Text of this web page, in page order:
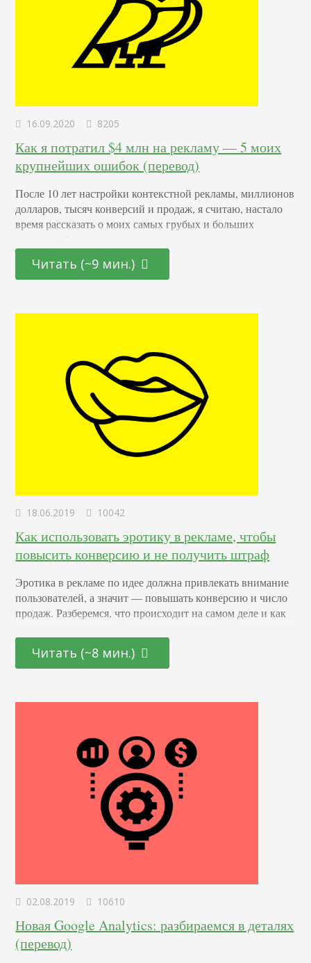
16.09.2020 8205
Как я потратил $4 млн на рекламу — 5 моих
крупнейших ошибок (перевод)
После 10 лет настройки контекстной рекламы, миллионов
долларов, тысяч конверсий и продаж, я считаю, настало
время рассказать о моих самых грубых и больших
тематиках. Но мне всегда удавалось построить хорошую
PPC-стратегию, которая приносила компании результаты.
Читать (~9 мин.)
18.06.2019 10042
Как использовать эротику в рекламе, чтобы
повысить конверсию и не получить штраф
Эротика в рекламе по идее должна привлекать внимание
пользователей, а значит — повышать конверсию и число
продаж. Разберемся, что происходит на самом деле и как
применяют эротику в рекламных кампаниях
Провокационные, возбуждающие образы используют
Pearl Tobacco. В 1871…
Читать (~8 мин.)
02.08.2019 10610
Новая Google Analytics: разбираемся в деталях
(перевод)